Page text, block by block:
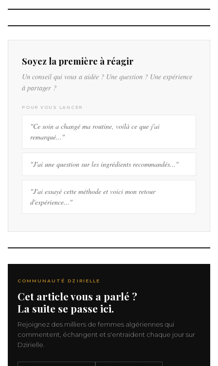
Soyez la première à réagir
Un conseil qui vous a aidée ? Une question ? Une expérience
à partager ?
POUR VOUS LANCER
"Ce soin a changé ma routine, voilà ce que j'ai
remarqué..."
"J'ai une question sur les ingrédients recommandés..."
"J'ai essayé cette méthode et voici mon retour
d'expérience..."
COMMUNAUTÉ DZIRIELLE
Cet article vous a parlé ?
La suite se passe ici.
Rejoignez des milliers de femmes algériennes qui
commentent, échangent et s'entraident chaque jour sur
Dzirielle.